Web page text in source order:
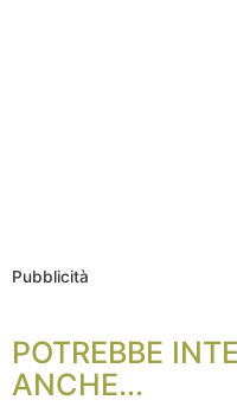
Pubblicità
POTREBBE
ANCHE...